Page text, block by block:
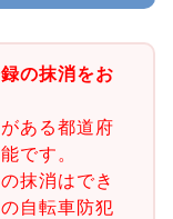
の抹消をお
ある都道府
です。
抹消はでき
自転車防犯